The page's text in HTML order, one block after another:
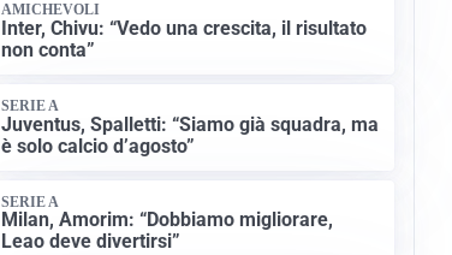
AMICHEVOLI
Inter, Chivu: “Vedo una crescita, il risultato
non conta”
SERIE A
Juventus, Spalletti: “Siamo già squadra, ma
è solo calcio d’agosto”
SERIE A
Milan, Amorim: “Dobbiamo migliorare,
Leao deve divertirsi”